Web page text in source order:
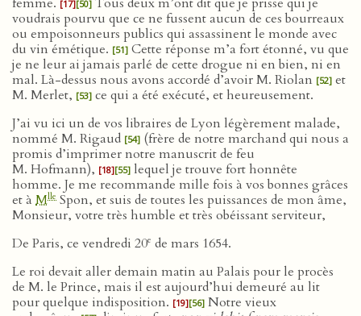
[17][50]
voudrais pourvu que ce ne fussent aucun de ces bourreaux
ou empoisonneurs publics qui assassinent le monde avec
du vin émétique. [51] Cette réponse m’a fort étonné, vu que
je ne leur ai jamais parlé de cette drogue ni en bien, ni en
mal. Là-dessus nous avons accordé d’avoir M. Riolan [52] et
M. Merlet, [53] ce qui a été exécuté, et heureusement.
J’ai vu ici un de vos libraires de Lyon légèrement malade,
nommé M. Rigaud [54] (frère de notre marchand qui nous a
promis d’imprimer notre manuscrit de feu
M. Hofmann), [18][55] lequel je trouve fort honnête
homme. Je me recommande mille fois à vos bonnes grâces
et à Mlle Spon, et suis de toutes les puissances de mon âme,
Monsieur, votre très humble et très obéissant serviteur,
De Paris, ce vendredi 20e de mars 1654.
Le roi devait aller demain matin au Palais pour le procès
de M. le Prince, mais il est aujourd’hui demeuré au lit
pour quelque indisposition. [19][56] Notre vieux